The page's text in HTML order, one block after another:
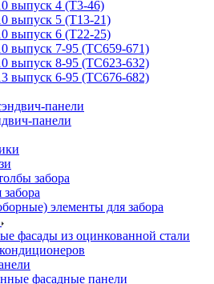
выпуск 4 (Т3-46)
выпуск 5 (Т13-21)
выпуск 6 (Т22-25)
выпуск 7-95 (ТС659-671)
выпуск 8-95 (ТС623-632)
выпуск 6-95 (ТС676-682)
панели
панели
забора
элементы для забора
фасады из оцинкованной стали
фасадные панели